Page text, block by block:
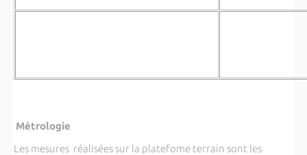
Métrologie
Les mesures réalisées sur la platefome terrain sont les